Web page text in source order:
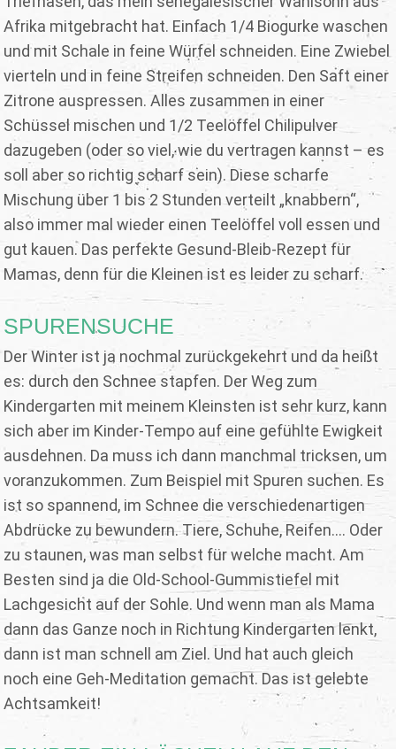
Afrika mitgebracht hat. Einfach 1/4 Biogurke waschen
und mit Schale in feine Würfel schneiden. Eine Zwiebel
vierteln und in feine Streifen schneiden. Den Saft einer
Zitrone auspressen. Alles zusammen in einer
Schüssel mischen und 1/2 Teelöffel Chilipulver
dazugeben (oder so viel, wie du vertragen kannst – es
soll aber so richtig scharf sein). Diese scharfe
Mischung über 1 bis 2 Stunden verteilt „knabbern“,
also immer mal wieder einen Teelöffel voll essen und
gut kauen. Das perfekte Gesund-Bleib-Rezept für
Mamas, denn für die Kleinen ist es leider zu scharf.
SPURENSUCHE
Der Winter ist ja nochmal zurückgekehrt und da heißt
es: durch den Schnee stapfen. Der Weg zum
Kindergarten mit meinem Kleinsten ist sehr kurz, kann
sich aber im Kinder-Tempo auf eine gefühlte Ewigkeit
ausdehnen. Da muss ich dann manchmal tricksen, um
voranzukommen. Zum Beispiel mit Spuren suchen. Es
ist so spannend, im Schnee die verschiedenartigen
Abdrücke zu bewundern. Tiere, Schuhe, Reifen.... Oder
zu staunen, was man selbst für welche macht. Am
Besten sind ja die Old-School-Gummistiefel mit
Lachgesicht auf der Sohle. Und wenn man als Mama
dann das Ganze noch in Richtung Kindergarten lenkt,
dann ist man schnell am Ziel. Und hat auch gleich
noch eine Geh-Meditation gemacht. Das ist gelebte
Achtsamkeit!